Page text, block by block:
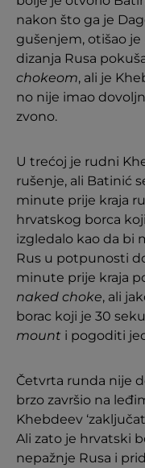
nakon što ga je
gušenjem, otišao je
dizanja Rusa
chokeom, ali je
no nije imao
zvono.
U trećoj je rudni
rušenje, ali Batinić
minute prije kraja
hrvatskog borca
izgledalo kao da bi
Rus u potpunosti
minute prije kraja
naked choke, ali
borac koji je 30
mount i pogoditi
Četvrta runda nije
brzo završio na
Khebdeev
Ali zato je hrvatski
nepažnje Rusa i